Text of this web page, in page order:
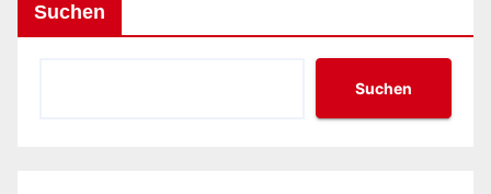
Suchen
Suchen